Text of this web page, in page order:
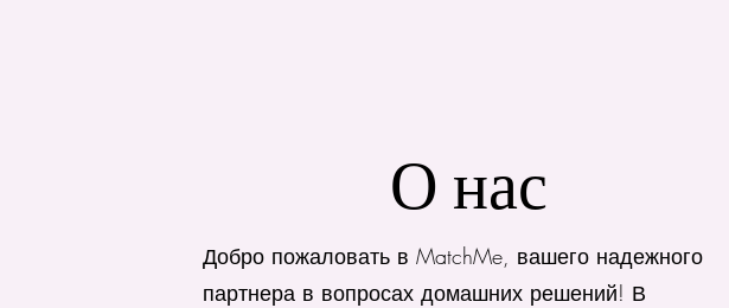
О нас
Добро пожаловать в MatchMe, вашего надежного
партнера в вопросах домашних решений! В